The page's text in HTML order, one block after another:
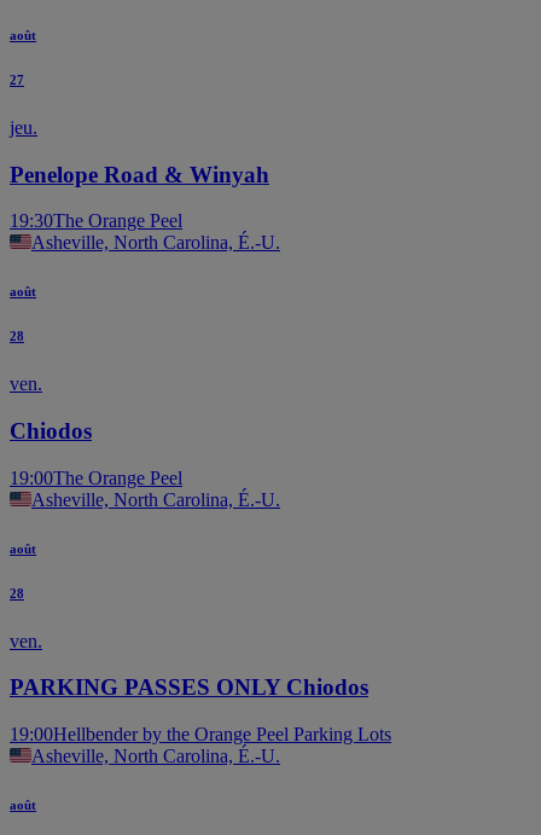
août
27
jeu.
Penelope Road & Winyah
19:30The Orange Peel
Asheville, North Carolina, É.-U.
août
28
ven.
Chiodos
19:00The Orange Peel
Asheville, North Carolina, É.-U.
août
28
ven.
PARKING PASSES ONLY Chiodos
19:00Hellbender by the Orange Peel Parking Lots
Asheville, North Carolina, É.-U.
août